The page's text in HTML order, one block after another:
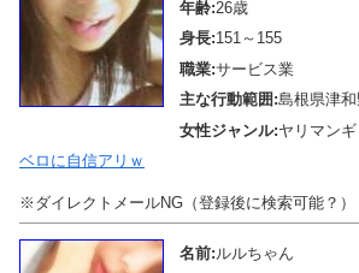
年齢:26歳
身長:151～155
職業:サービス業
主な行動範囲:島根県津
女性ジャンル:ヤリマン
ベロに自信アリｗ
※ダイレクトメールNG（登録後に検索可能？）
名前: ルルちゃん